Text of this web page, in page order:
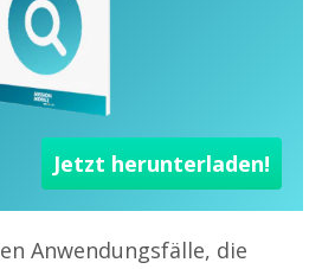
Jetzt herunterladen!
Anwendungsfälle, die